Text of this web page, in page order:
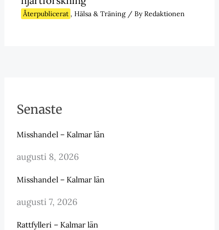
Återpublicerat , Hälsa & Träning/ ByRedaktionen
Senaste
Misshandel – Kalmar län
augusti 8, 2026
Misshandel – Kalmar län
augusti 7, 2026
Rattfylleri – Kalmar län